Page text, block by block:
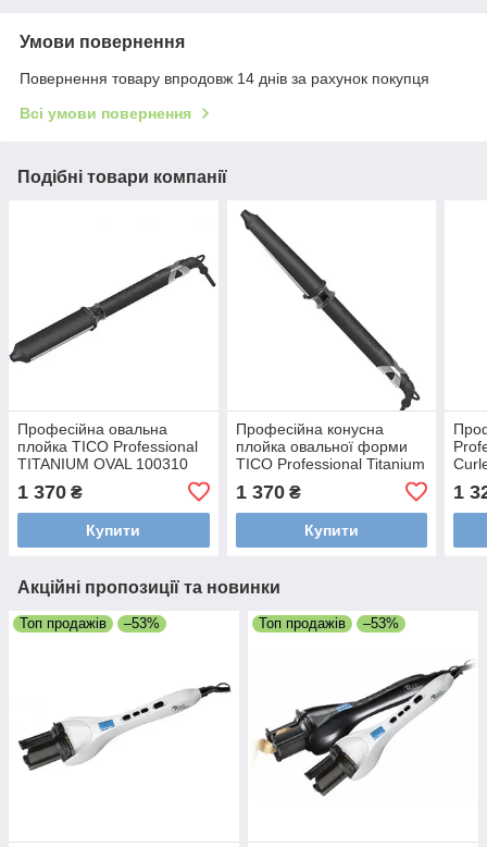
Умови повернення
Повернення товару впродовж 14 днів за рахунок покупця
Всі умови повернення
Подібні товари компанії
Професійна овальна
плойка TICO Professional
TITANIUM OVAL 100310
1 370 ₴
Купити
Професійна конусна
плойка овальної форми
TICO Professional Titanium
1 370₴
Купити
1
Акційні пропозиції та новинки
Топ продажів –53% Топ продажів –53%